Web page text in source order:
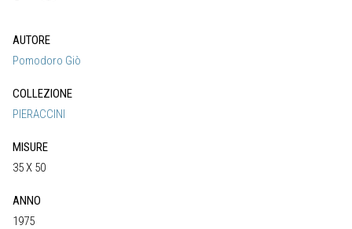
AUTORE
Pomodoro Giò
COLLEZIONE
PIERACCINI
MISURE
35 X 50
ANNO
1975